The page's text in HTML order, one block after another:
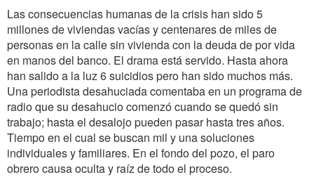
Las consecuencias humanas de la crisis han sido 5
millones de viviendas vacías y centenares de miles de
personas en la calle sin vivienda con la deuda de por vida
en manos del banco. El drama está servido. Hasta ahora
han salido a la luz 6 suicidios pero han sido muchos más.
Una periodista desahuciada comentaba en un programa de
radio que su desahucio comenzó cuando se quedó sin
trabajo; hasta el desalojo pueden pasar hasta tres años.
Tiempo en el cual se buscan mil y una soluciones
individuales y familiares. En el fondo del pozo, el paro
obrero causa oculta y raíz de todo el proceso.